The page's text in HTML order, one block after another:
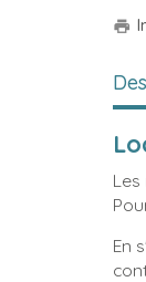
print
En